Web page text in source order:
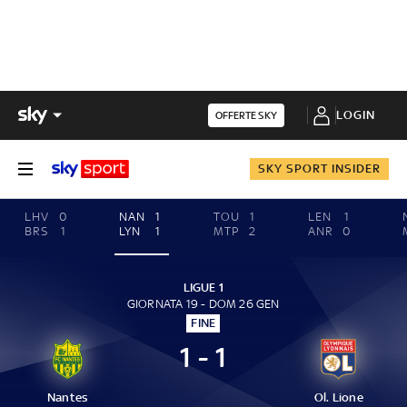
OFFERTE SKY LOGIN
SKY SPORT INSIDER
LHV
0
BRS
1
NAN
1
LYN
1
TOU
1
MTP
2
LEN
1
ANR
0
LIGUE 1
GIORNATA 19 - DOM 26 GEN
FINE
Nantes
1 - 1
Ol. Lione